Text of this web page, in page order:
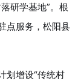
研学基地”。根
点服务，松阳县
划增设“传统村